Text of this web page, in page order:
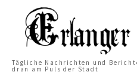
Tägliche Nachrichten und
dran am Puls der Stadt